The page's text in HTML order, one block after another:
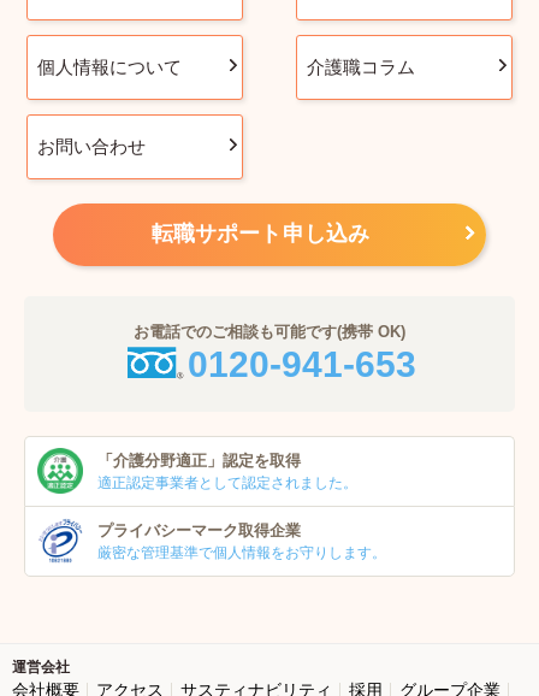
個人情報について 介護職コラム
お問い合わせ
転職サポート申し込み
お電話でのご相談も可能です(携帯 OK)
0120-941-653
「介護分野適正」 認定を取得
適正認定事業者として認定されました。
プライバシーマーク取得企業
厳密な管理基準で個人情報をお守りします。
運営会社
会社概要 アクセス サスティナビリティ 採用 グループ企業